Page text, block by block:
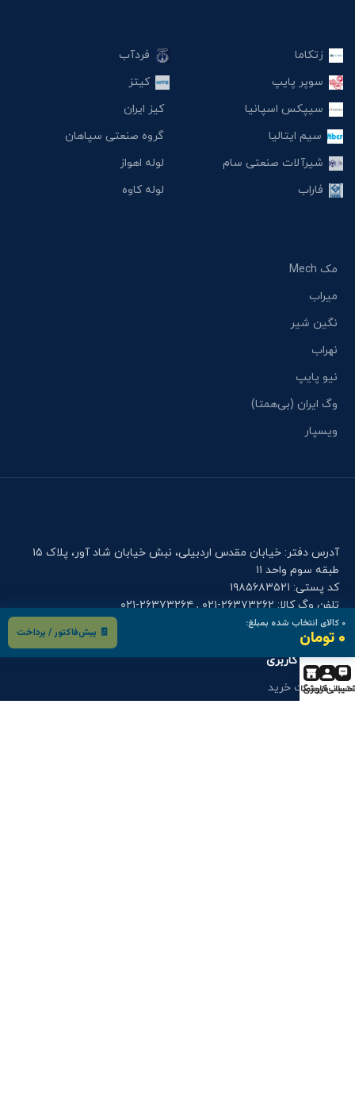
۰ کالای انتخاب شده بمبلغ:
۰ تومان 🧾 پیش‌فاکتور / پرداخت
زتکاما
سوپر پایپ
سیپکس اسپانیا
سیم ایتالیا
شیرآلات صنعتی سام
فاراب
فردآب
کیتز
کیز ایران
گروه صنعتی سپاهان
لوله اهواز
لوله کاوه
مک Mech
میراب
نگین شیر
نهراب
نیو پایپ
وگ ایران (بی‌همتا)
ویسپار
آدرس دفتر: خیابان مقدس اردبیلی، نبش خیابان شاد آور، پلاک ۱۵
طبقه سوم واحد ۱۱
کد پستی: ۱۹۸۵۶۸۳۵۲۱
تلفن وگ کالا: ۲۶۳۷۳۲۶۲-۰۲۱ , ۲۶۳۷۳۲۶۴-۰۲۱
موبایل دفتر وگ کالا: ۰۹۰۰۱۲۲۷۹۱۴
فرم های کاربری
درخواست خرید
حساب کاربری
فروشگاه